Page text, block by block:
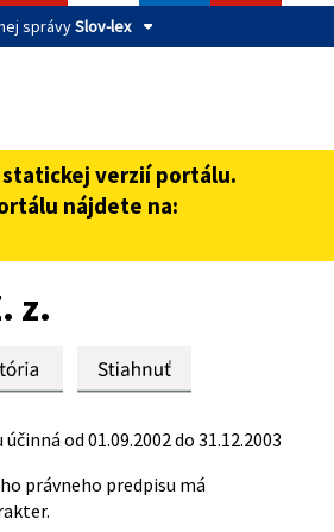
správySlov-lex
stránku verejnej správy SR.
začína https:// pred názvom
statickej verzií portálu.
nájdete na:
z.
od 01.09.2002 do 31.12.2003
právneho predpisu má